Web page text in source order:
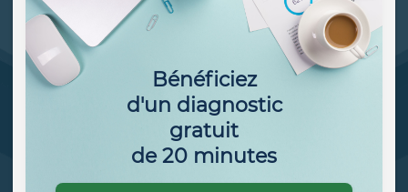
Bénéficiez
d'un diagnostic
gratuit
de 20 minutes